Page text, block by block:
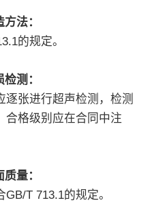
法：
的规定。
测：
逐张进行超声检测，检测
合格级别应在合同中注
量：
T 713.1的规定。